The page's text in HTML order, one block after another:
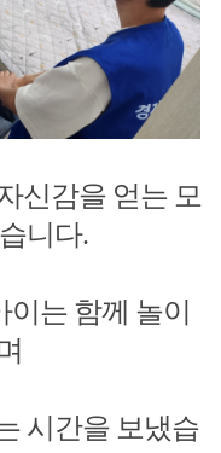
신감을 얻는 모
니다.
는 함께 놀이
시간을 보냈습